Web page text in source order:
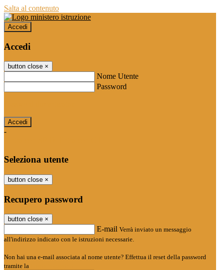
Salta al contenuto
Accedi
Accedi
button close ×
Nome Utente
Password
-
Seleziona utente
button close ×
Recupero password
button close ×
E-mail Verrà inviato un messaggio
all'indirizzo indicato con le istruzioni necessarie.
Non hai una e-mail associata al nome utente? Effettua il reset della password
tramite la